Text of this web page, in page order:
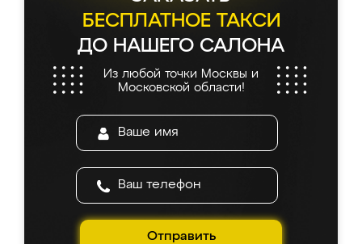
БЕСПЛАТНОЕ ТАКСИ
ДО НАШЕГО САЛОНА
Из любой точки Москвы и
Московской области!
Отправить